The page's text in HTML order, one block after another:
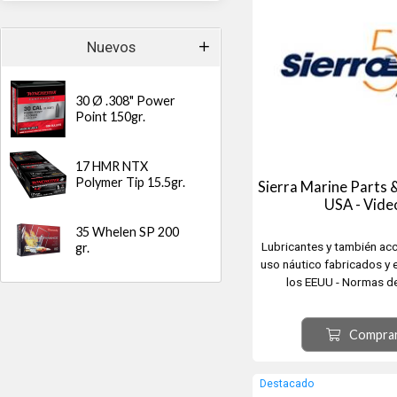
Nuevos
30 Ø .308" Power
Point 150gr.
17 HMR NTX
Polymer Tip 15.5gr.
35 Whelen SP 200
gr.
Sierra Marine Parts
USA -
Lubricantes y también
uso náutico fabricados y
los EEUU - Normas
W, API SL, NMMA FC-
Compatible, API GL-5,
Mack JO-J, API MT-1,
Destacado